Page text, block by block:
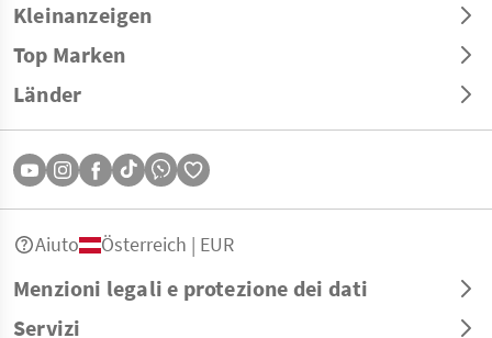
Kleinanzeigen
Top Marken
Länder
Menzioni legali e protezione dei dati
Servizi
Aiuto Österreich | EUR